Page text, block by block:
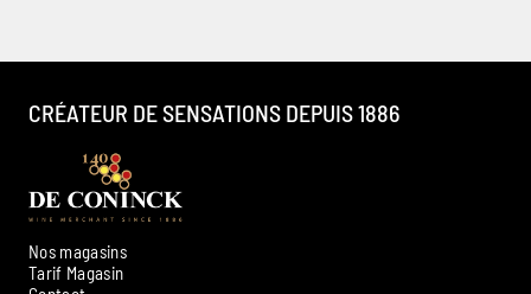
Nos magasins
Tarif Magasin
CRÉATEUR DE SENSATIONS DEPUIS 1886